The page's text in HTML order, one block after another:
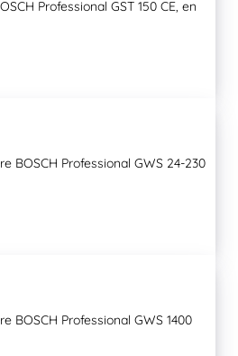
Professional GST 150 CE, en
BOSCH Professional GWS 24-230
BOSCH Professional GWS 1400